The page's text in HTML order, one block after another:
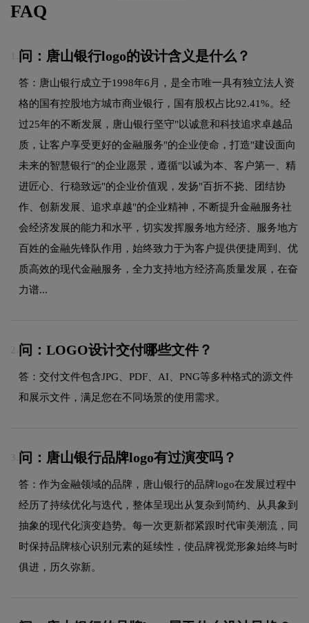
FAQ
问：唐山银行logo的设计含义是什么？
答：唐山银行成立于1998年6月，是全市唯一具有独立法人资
格的国有控股地方城市商业银行，国有股权占比92.41%。经
过25年的不断发展，唐山银行坚守"以诚意和科技追求卓越品
质，让客户享受更好的金融服务"的企业使命，打造"建设面向
未来的智慧银行"的企业愿景，遵循"以诚为本、客户第一、精
进匠心、行稳致远"的企业价值观，发扬"百折不挠、团结协
作、创新发展、追求卓越"的企业精神，不断提升金融服务社
会经济发展的能力和水平，切实发挥服务地方经济、服务地方
百姓的金融先锋队作用，始终致力于为客户提供便捷周到、优
质高效的现代金融服务，全力支持地方经济高质量发展，在奋
力谱...
2. 问：LOGO设计交付哪些文件？
答：交付文件包含JPG、PDF、AI、PNG等多种格式的源文件
和展示文件，满足您在不同场景的使用需求。
3. 问：唐山银行品牌logo有过演变吗？
答：作为金融领域的品牌，唐山银行的品牌logo在发展过程中
经历了持续优化与迭代，整体呈现出从复杂到简约、从具象到
抽象的现代化演变趋势。每一次更新都紧跟时代审美潮流，同
时保持品牌核心识别元素的延续性，使品牌视觉形象始终与时
俱进，历久弥新。